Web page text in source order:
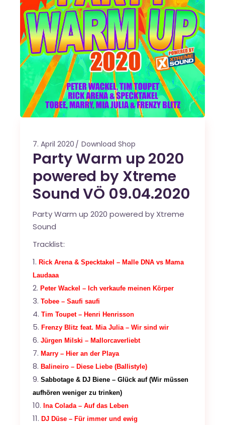
7. April 2020 Download Shop
Party Warm up 2020
powered by Xtreme
Sound VÖ 09.04.2020
Party Warm up 2020 powered by Xtreme
Sound
Tracklist:
Rick Arena & Specktakel – Malle DNA vs Mama
Laudaaa
Peter Wackel – Ich verkaufe meinen Körper
Tobee – Saufi saufi
Tim Toupet – Henri Henrisson
Frenzy Blitz feat. Mia Julia – Wir sind wir
Jürgen Milski – Mallorcaverliebt
Marry – Hier an der Playa
Balineiro – Diese Liebe (Ballistyle)
Sabbotage & DJ Biene – Glück auf (Wir müssen
aufhören weniger zu trinken)
Ina Colada – Auf das Leben
DJ Düse – Für immer und ewig